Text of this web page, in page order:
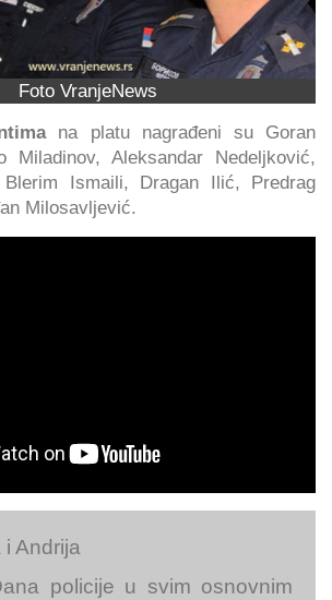
Foto VranjeNews
na platu nagrađeni su Goran
Miladinov, Aleksandar Nedeljković,
Ismaili, Dragan Ilić, Predrag
Milosavljević.
Andrija
policije u svim osnovnim